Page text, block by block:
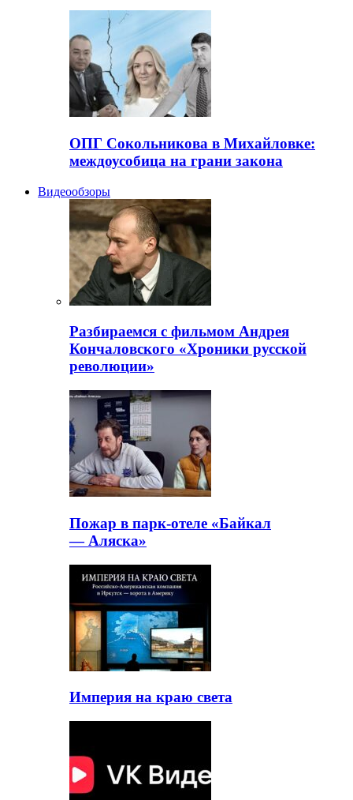
ОПГ Сокольникова в Михайловке:
междоусобица на грани закона
Видеообзоры
Разбираемся с фильмом Андрея
Кончаловского «Хроники русской
революции»
Пожар в парк-отеле «Байкал
— Аляска»
Империя на краю света